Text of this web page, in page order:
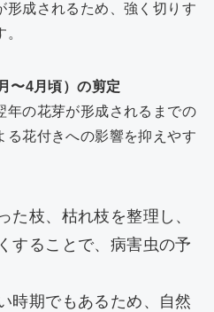
形成されるため、強く切りす
〜4月頃）の剪定
年の花芽が形成されるまでの
る花付きへの影響を抑えやす
た枝、枯れ枝を整理し、
することで、病害虫の予
時期でもあるため、自然